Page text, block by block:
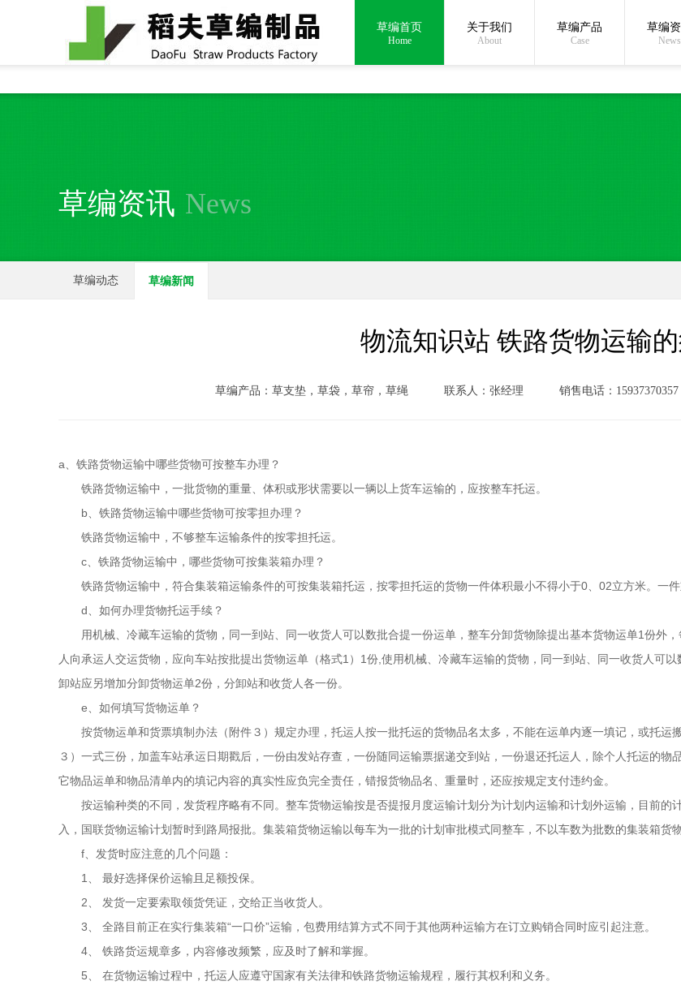
全国统一24小时销售电话：15937370357 在线沟通:
草编首页
Home
关于我们
About
草编产品
Case
草编
News
草编资讯 News
草编动态 草编新闻
物流知识站 铁路货物运输
草编产品：草支垫，草袋，草帘，草绳 联系人：张经理 销售电话：15937370357
a、铁路货物运输中哪些货物可按整车办理？
铁路货物运输中，一批货物的重量、体积或形状需要以一辆以上货车运输的，应按整车托运。
b、铁路货物运输中哪些货物可按零担办理？
铁路货物运输中，不够整车运输条件的按零担托运。
c、铁路货物运输中，哪些货物可按集装箱办理？
铁路货物运输中，符合集装箱运输条件的可按集装箱托运，按零担托运的货物一件体积最小不得小于0、02立方米。一
d、如何办理货物托运手续？
用机械、冷藏车运输的货物，同一到站、同一收货人可以数批合提一份运单，整车分卸货物除提出基本货物运单1份外
人向承运人交运货物，应向车站按批提出货物运单（格式1）1份,使用机械、冷藏车运输的货物，同一到站、同一收货人可
卸站应另增加分卸货物运单2份，分卸站和收货人各一份。
e、如何填写货物运单？
按货物运单和货票填制办法（附件３）规定办理，托运人按一批托运的货物品名太多，不能在运单内逐一填记，或托运
３）一式三份，加盖车站承运日期戳后，一份由发站存查，一份随同运输票据递交到站，一份退还托运人，除个人托运的
它物品运单和物品清单内的填记内容的真实性应负完全责任，错报货物品名、重量时，还应按规定支付违约金。
按运输种类的不同，发货程序略有不同。整车货物运输按是否提报月度运输计划分为计划内运输和计划外运输，目前的
入，国联货物运输计划暂时到路局报批。集装箱货物运输以每车为一批的计划审批模式同整车，不以车数为批数的集装箱货
f、发货时应注意的几个问题：
1、 最好选择保价运输且足额投保。
2、 发货一定要索取领货凭证，交给正当收货人。
3、 全路目前正在实行集装箱“一口价”运输，包费用结算方式不同于其他两种运输方在订立购销合同时应引起注意。
4、 铁路货运规章多，内容修改频繁，应及时了解和掌握。
5、 在货物运输过程中，托运人应遵守国家有关法律和铁路货物运输规程，履行其权利和义务。